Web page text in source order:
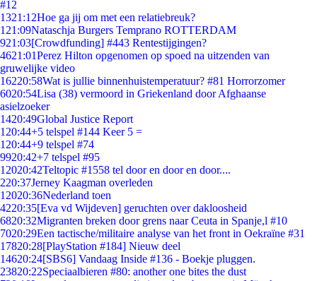
#12
1321:12Hoe ga jij om met een relatiebreuk?
1 21:09Nataschja Burgers Temprano ROTTERDAM
921:03[Crowdfunding] #443 Rentestijgingen?
4621:01Perez Hilton opgenomen op spoed na uitzenden van
gruwelijke video
16220:58Wat is jullie binnenhuistemperatuur? #81 Horrorzomer
6020:54Lisa (38) vermoord in Griekenland door Afghaanse
asielzoeker
1420:49Global Justice Report
1 20:44+5 telspel #144 Keer 5 =
1 20:44+9 telspel #74
9920:42+7 telspel #95
12020:42Teltopic #1558 tel door en door en door....
220:37Jerney Kaagman overleden
12020:36Nederland toen
4220:35[Eva vd Wijdeven] geruchten over dakloosheid
6820:32Migranten breken door grens naar Ceuta in Spanje,l #10
7020:29Een tactische/militaire analyse van het front in Oekraïne #31
17820:28[PlayStation #184] Nieuw deel
14620:24[SBS6] Vandaag Inside #136 - Boekje pluggen.
23820:22Speciaalbieren #80: another one bites the dust